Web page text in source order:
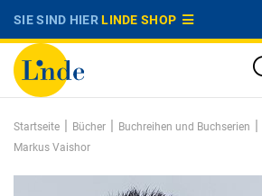
SIE SIND HIERLINDE SHOP
Startseite | Bücher | Buchreihen und Buchserien |
Markus Vaishor